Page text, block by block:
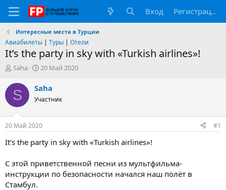
Вход Регистрация
Интересные места в Турции
Авиабилеты | Туры | Отели
It’s the party in sky with «Turkish airlines»!
А
т
о
т
е
м
ы
Saha
Д
т
н
ч
а
л
20 Май 2020
S Saha
Участник
20 Май 2020 #1
It’s the party in sky with «Turkish airlines»!
С этой приветственной песни из мультфильма-
инструкции по безопасности начался наш полёт в
Стамбул.